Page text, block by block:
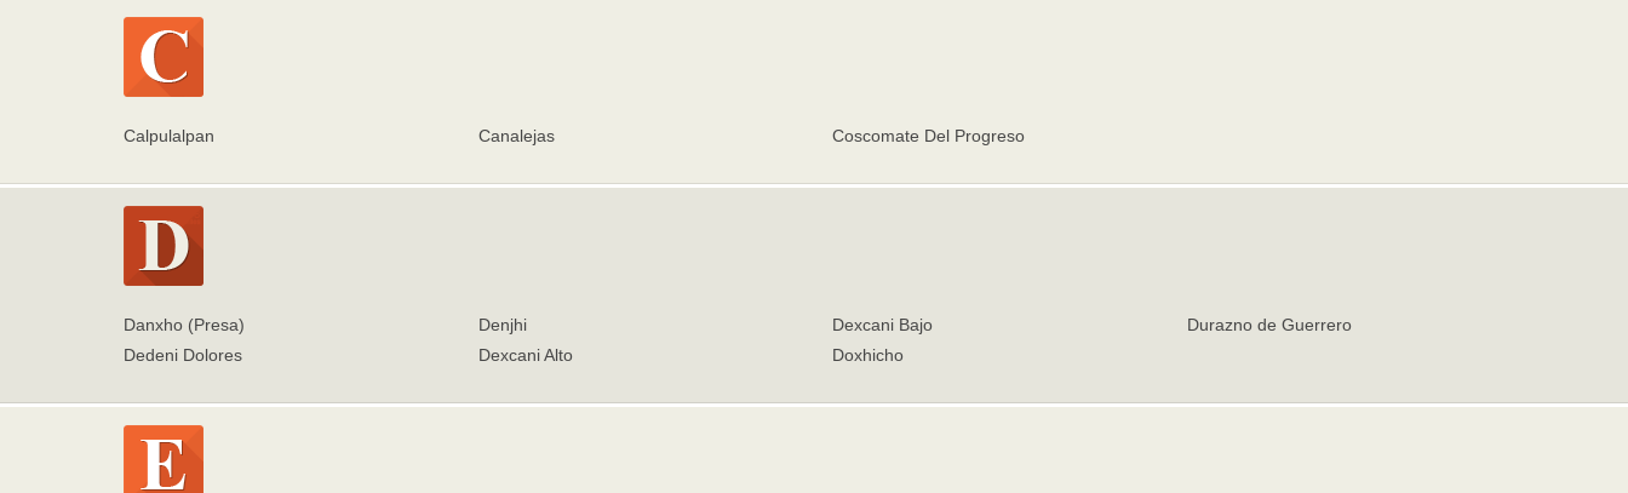
Calpulalpan Canalejas Coscomate Del Progreso
Danxho (Presa)
Dedeni Dolores
Denjhi
Dexcani Alto
Dexcani Bajo
Doxhicho
Durazno de Guerrero